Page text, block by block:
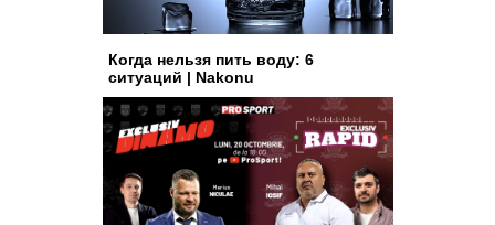
Когда нельзя пить воду: 6
ситуаций | Nakonu